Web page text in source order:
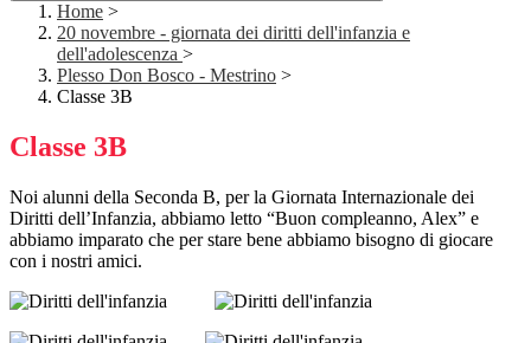
Home >
20 novembre - giornata dei diritti dell'infanzia e
dell'adolescenza >
Plesso Don Bosco - Mestrino >
Classe 3B
Classe 3B
Noi alunni della Seconda B, per la Giornata Internazionale dei
Diritti dell’Infanzia, abbiamo letto “Buon compleanno, Alex” e
abbiamo imparato che per stare bene abbiamo bisogno di giocare
con i nostri amici.